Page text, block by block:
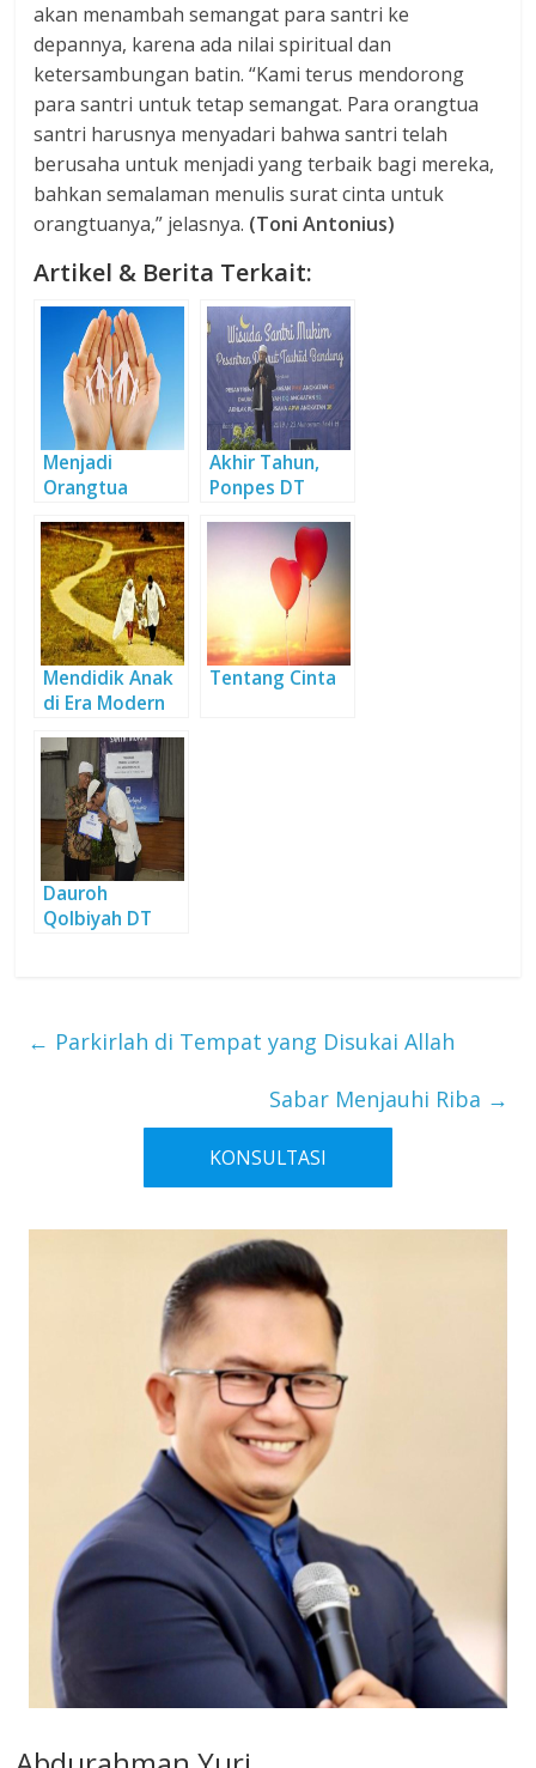
akan menambah semangat para santri ke
depannya, karena ada nilai spiritual dan
ketersambungan batin. “Kami terus mendorong
para santri untuk tetap semangat. Para orangtua
santri harusnya menyadari bahwa santri telah
berusaha untuk menjadi yang terbaik bagi mereka,
bahkan semalaman menulis surat cinta untuk
orangtuanya,” jelasnya. (Toni Antonius)
Artikel & Berita Terkait:
Menjadi
Orangtua
Akhir Tahun,
Ponpes DT
Serentak
Mendidik Anak
di Era Modern
Tentang Cinta
Dauroh
Qolbiyah DT
← Parkirlah di Tempat yang Disukai Allah
Sabar Menjauhi Riba →
KONSULTASI